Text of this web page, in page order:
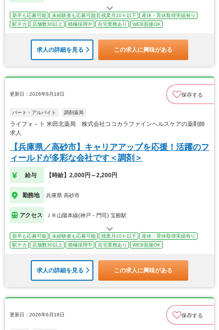
新卒も応募可能 未経験者も応募可能 残業月10ｈ以下
産休・育休取得実績有り
駅チカ
店舗数30以上 積極採用中 在宅業務あり WEB面接OK
求人の詳細を見る この求人に興味がある
更新日：2026年6月18日 保存する
パート・アルバイト 調剤薬局
ライフォ－ト 米田北薬局 株式会社ココカラファインヘルスケアの薬剤師
求人
【兵庫県／高砂市】キャリアアップを応援！活躍のフ
ィールドが多彩な会社です＜調剤＞
給与 【時給】2,000円～2,200円
勤務地 兵庫県 高砂市
アクセス ＪＲ山陽本線(神戸－門司) 宝殿駅
新卒も応募可能 未経験者も応募可能 残業月10ｈ以下
産休・育休取得実績有り
駅チカ
店舗数30以上 積極採用中 在宅業務あり WEB面接OK
求人の詳細を見る この求人に興味がある
更新日：2026年6月18日 保存する